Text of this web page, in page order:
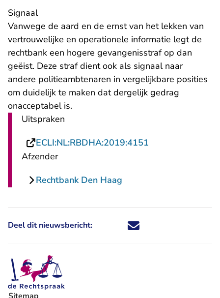
​Signaal
Vanwege de aard en de ernst van het lekken van
vertrouwelijke en operationele informatie legt de
rechtbank een hogere gevangenisstraf op dan
geëist. Deze straf dient ook als signaal naar
andere politieambtenaren in vergelijkbare posities
om duidelijk te maken dat dergelijk gedrag
onacceptabel is.
Uitspraken
ECLI:NL:RBDHA:2019:4151
Afzender
Rechtbank Den Haag
Deel dit nieuwsbericht: Deel dit nieuwsbericht via X -
Deel dit nieuwsbericht via
Deel dit nieuwsbericht
Deel dit